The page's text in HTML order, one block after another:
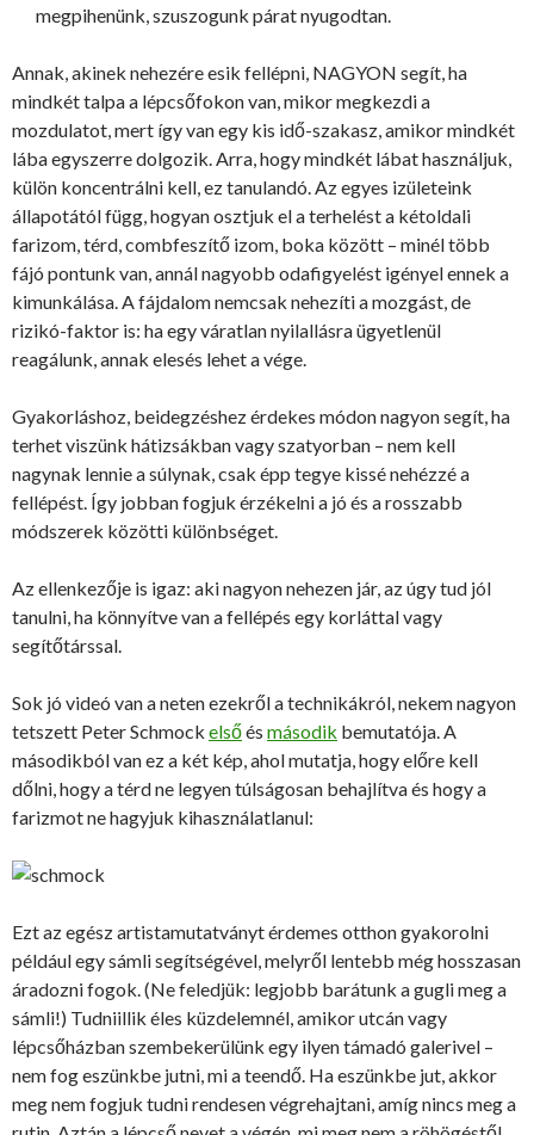
megpihenünk, szuszogunk párat nyugodtan.
Annak, akinek nehezére esik fellépni, NAGYON segít, ha
mindkét talpa a lépcsőfokon van, mikor megkezdi a
mozdulatot, mert így van egy kis idő-szakasz, amikor mindkét
lába egyszerre dolgozik. Arra, hogy mindkét lábat használjuk,
külön koncentrálni kell, ez tanulandó. Az egyes izületeink
állapotától függ, hogyan osztjuk el a terhelést a kétoldali
farizom, térd, combfeszítő izom, boka között – minél több
fájó pontunk van, annál nagyobb odafigyelést igényel ennek a
kimunkálása. A fájdalom nemcsak nehezíti a mozgást, de
rizikó-faktor is: ha egy váratlan nyilallásra ügyetlenül
reagálunk, annak elesés lehet a vége.
Gyakorláshoz, beidegzéshez érdekes módon nagyon segít, ha
terhet viszünk hátizsákban vagy szatyorban – nem kell
nagynak lennie a súlynak, csak épp tegye kissé nehézzé a
fellépést. Így jobban fogjuk érzékelni a jó és a rosszabb
módszerek közötti különbséget.
Az ellenkezője is igaz: aki nagyon nehezen jár, az úgy tud jól
tanulni, ha könnyítve van a fellépés egy korláttal vagy
segítőtárssal.
Sok jó videó van a neten ezekről a technikákról, nekem nagyon
tetszett Peter Schmock elsőés második bemutatója. A
másodikból van ez a két kép, ahol mutatja, hogy előre kell
dőlni, hogy a térd ne legyen túlságosan behajlítva és hogy a
farizmot ne hagyjuk kihasználatlanul:
Ezt az egész artistamutatványt érdemes otthon gyakorolni
például egy sámli segítségével, melyről lentebb még hosszasan
áradozni fogok. (Ne feledjük: legjobb barátunk a gugli meg a
sámli!) Tudniillik éles küzdelemnél, amikor utcán vagy
lépcsőházban szembekerülünk egy ilyen támadó galerivel –
nem fog eszünkbe jutni, mi a teendő. Ha eszünkbe jut, akkor
meg nem fogjuk tudni rendesen végrehajtani, amíg nincs meg a